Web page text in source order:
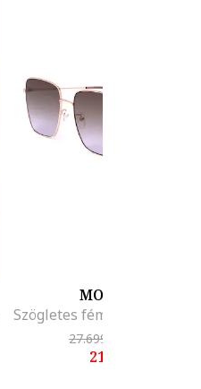
MOSCHINO
27.699 Ft
21.099 Ft